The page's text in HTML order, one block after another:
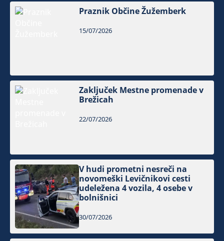
Praznik Občine Žužemberk
15/07/2026
Zaključek Mestne promenade v
Brežicah
22/07/2026
V hudi prometni nesreči na
novomeški Levičnikovi cesti
udeležena 4 vozila, 4 osebe v
bolnišnici
30/07/2026